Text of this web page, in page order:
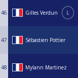
46 Gilles Verdun L
47 Sébastien Pottier
48 Mylann Martinez